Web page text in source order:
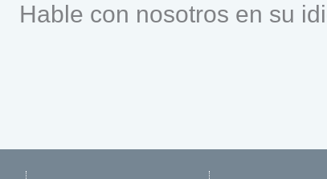
Hable con nosotros en su